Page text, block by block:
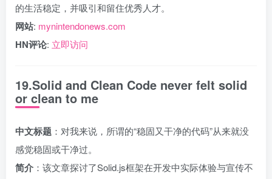
的生活稳定，并吸引和留住优秀人才。
网站: mynintendonews.com
HN评论: 立即访问
19.Solid and Clean Code never felt solid
or clean to me
中文标题 ：对我来说，所谓的“稳固又干净的代码”从来就没
感觉稳固或干净过。
简介 ：该文章探讨了Solid.js框架在开发中实际体验与宣传不